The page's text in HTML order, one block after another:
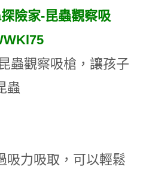
險家-昆蟲觀察吸
蟲觀察吸槍，讓孩子
蟲
吸力吸取，可以輕鬆